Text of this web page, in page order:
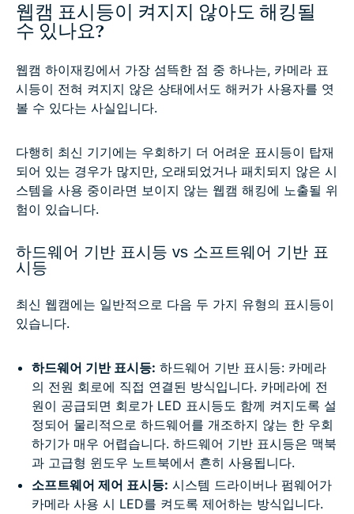
웹캠 표시등이 켜지지 않아도 해킹될
수 있나요?
웹캠 하이재킹에서 가장 섬뜩한 점 중 하나는, 카메라 표
시등이 전혀 켜지지 않은 상태에서도 해커가 사용자를 엿
볼 수 있다는 사실입니다.
다행히 최신 기기에는 우회하기 더 어려운 표시등이 탑재
되어 있는 경우가 많지만, 오래되었거나 패치되지 않은 시
스템을 사용 중이라면 보이지 않는 웹캠 해킹에 노출될 위
험이 있습니다.
하드웨어 기반 표시등 vs 소프트웨어 기반 표
시등
최신 웹캠에는 일반적으로 다음 두 가지 유형의 표시등이
있습니다.
하드웨어 기반 표시등: 하드웨어 기반 표시등: 카메라
의 전원 회로에 직접 연결된 방식입니다. 카메라에 전
원이 공급되면 회로가 LED 표시등도 함께 켜지도록 설
정되어 물리적으로 하드웨어를 개조하지 않는 한 우회
하기가 매우 어렵습니다. 하드웨어 기반 표시등은 맥북
과 고급형 윈도우 노트북에서 흔히 사용됩니다.
소프트웨어 제어 표시등: 시스템 드라이버나 펌웨어가
카메라 사용 시 LED를 켜도록 제어하는 방식입니다.